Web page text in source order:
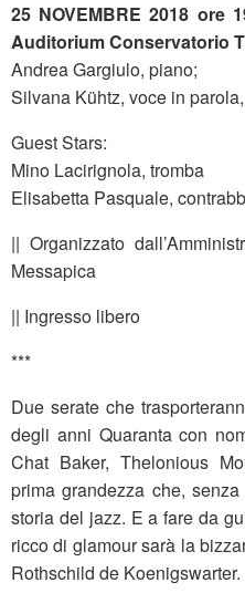
25 NOVEMBRE 2018 ore
Auditorium Conservatorio
Andrea Gargiulo, piano;
Silvana Kühtz, voce in
Guest Stars:
Mino Lacirignola, tromba
Elisabetta Pasquale,
|| Organizzato
Messapica
|| Ingresso libero
***
Due serate che
degli anni Quaranta con
Chat Baker, Thelonious
prima grandezza che,
storia del jazz. E a fare da
ricco di glamour sarà la
Rothschild de Koenigswarter.